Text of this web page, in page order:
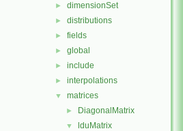
► dimensionSet
► distributions
► fields
► global
► include
► interpolations
▼ matrices
► DiagonalMatrix
▼ lduMatrix